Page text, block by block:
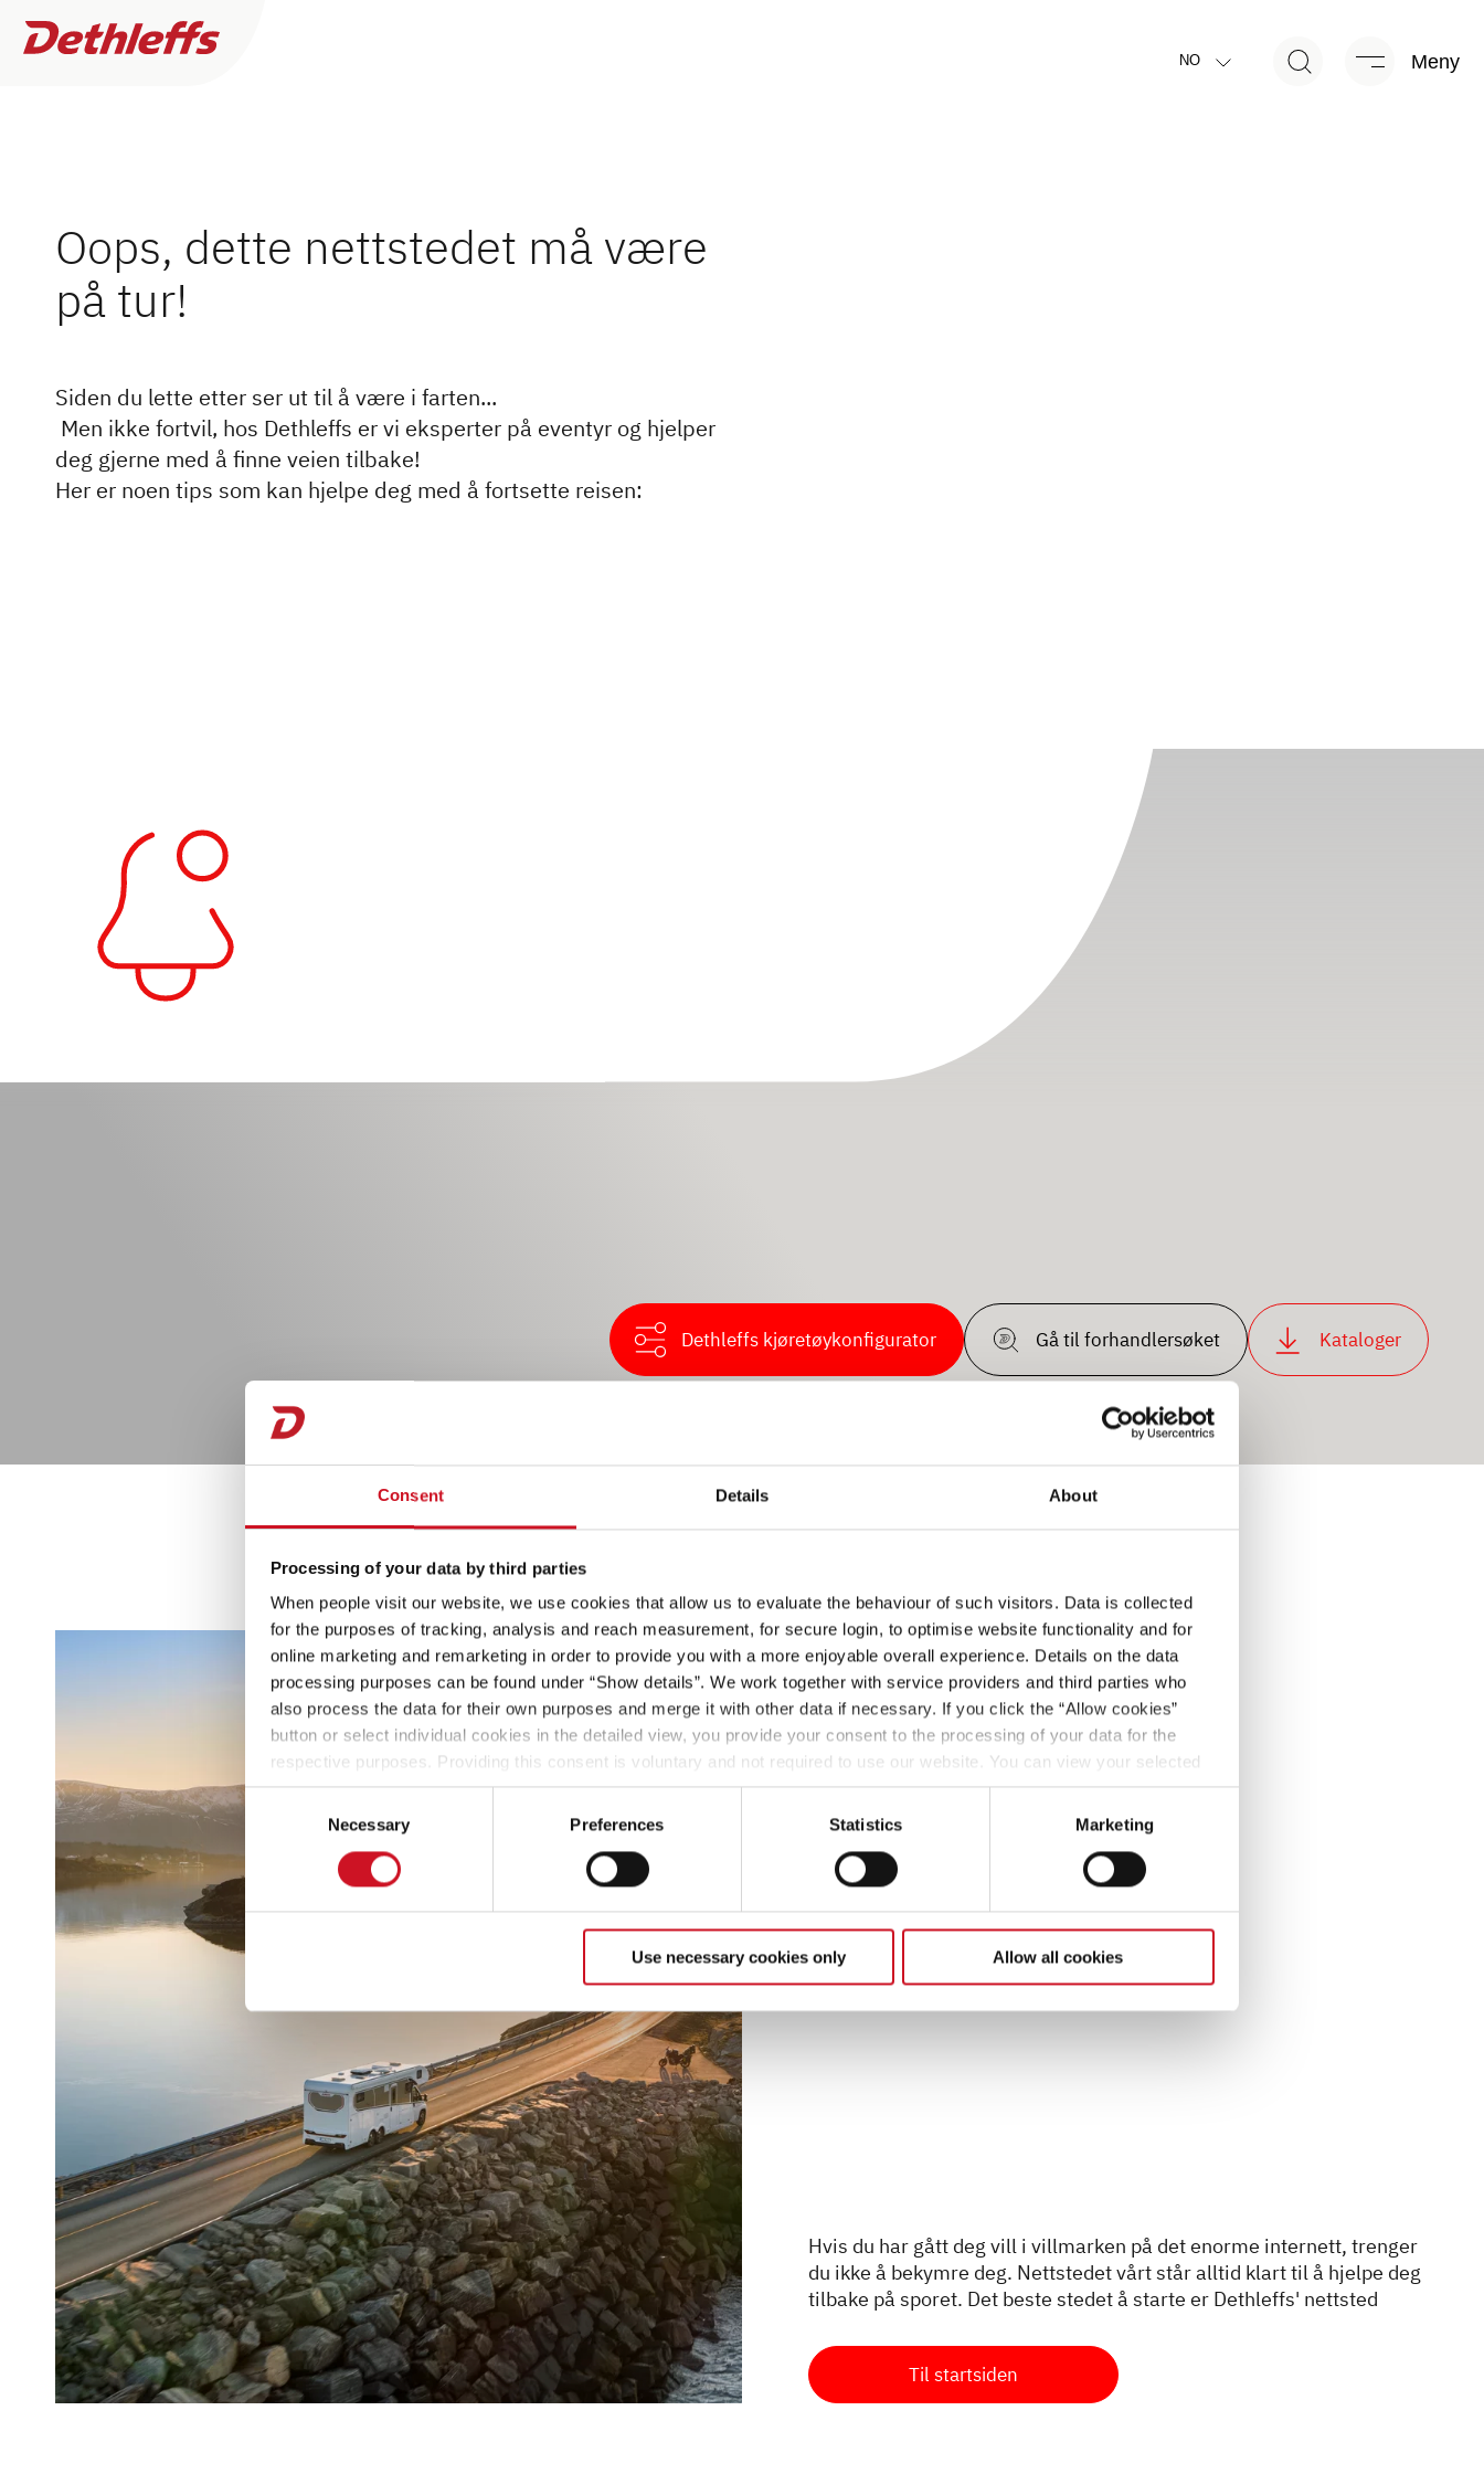
Consent Details About
Processing of your data by third parties
When people visit our website, we use cookies that allow us to evaluate the behaviour of such visitors. Data is collected
for the purposes of tracking, analysis and reach measurement, for secure login, to optimise website functionality and for
online marketing and remarketing in order to provide you with a more enjoyable overall experience. Details on the data
processing purposes can be found under “Show details”. We work together with service providers and third parties who
also process the data for their own purposes and merge it with other data if necessary. If you click the “Allow cookies”
button or select individual cookies in the detailed view, you provide your consent to the processing of your data for the
respective purposes. Providing this consent is voluntary and not required to use our website. You can view your selected
settings at any time as well as deselect or change them later (such as by using the fingerprint button at the bottom left of
the website). You can find further information in our Privacy Policy.
Necessary Preferences Statistics Marketing
Use necessary cookies only Allow all cookies
NO Meny
Campingvogner
Camper Vans
Dethleffs originalt tilbehør
Oops, dette nettstedet må være
på tur!
Siden du lette etter ser ut til å være i farten...
Men ikke fortvil, hos Dethleffs er vi eksperter på eventyr og hjelper
deg gjerne med å finne veien tilbake!
Her er noen tips som kan hjelpe deg med å fortsette reisen:
Dethleffs kjøretøykonfigurator Gå til forhandlersøket Kataloger
Klar for en ny
start...
Hvis du har gått deg vill i villmarken på det enorme internett, trenger
du ikke å bekymre deg. Nettstedet vårt står alltid klart til å hjelpe deg
tilbake på sporet. Det beste stedet å starte er Dethleffs' nettsted
Til startsiden
0Forhandler funnet
Flere
filtre
Jeg trenger service og reparasjon